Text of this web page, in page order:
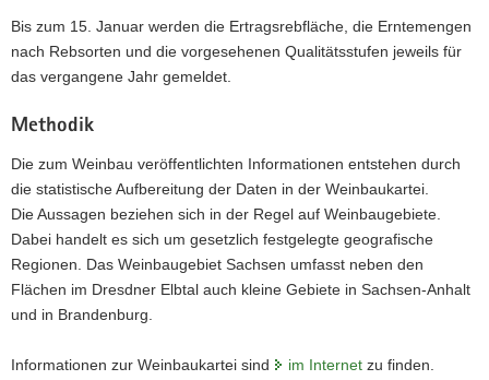
Bis zum 15. Januar werden die Ertragsrebfläche, die Erntemengen
nach Rebsorten und die vorgesehenen Qualitätsstufen jeweils für
das vergangene Jahr gemeldet.
Methodik
Die zum Weinbau veröffentlichten Informationen entstehen durch
die statistische Aufbereitung der Daten in der Weinbaukartei.
Die Aussagen beziehen sich in der Regel auf Weinbaugebiete.
Dabei handelt es sich um gesetzlich festgelegte geografische
Regionen. Das Weinbaugebiet Sachsen umfasst neben den
Flächen im Dresdner Elbtal auch kleine Gebiete in Sachsen-Anhalt
und in Brandenburg.
Informationen zur Weinbaukartei sind im Internet zu finden.